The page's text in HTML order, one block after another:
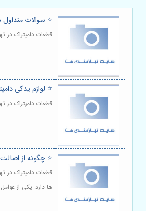
⭐️ سوالات
قطعات دامپتراک در
⭐️ لوازم یدکی
قطعات دامپتراک در
⭐️ چگونه از
قطعات دامپتراک در
ها دارد. یکی از